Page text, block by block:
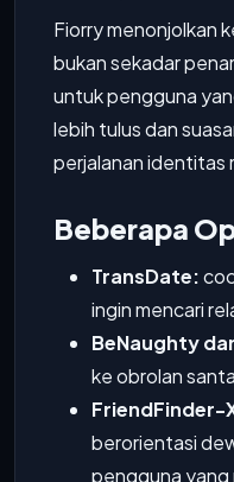
Fiorry menonjolkan
bukan sekadar
untuk pengguna
lebih tulus dan
perjalanan identitas
Beberapa
TransDate:
ingin mencari
BeNaughty
ke obrolan
FriendFinder-
berorientasi
pengguna yang